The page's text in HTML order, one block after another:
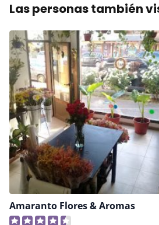
Las personas también
Amaranto Flores & Aromas